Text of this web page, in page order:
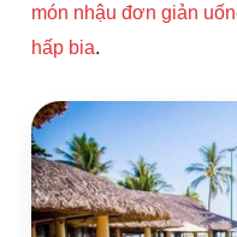
món nhậu đơn giản
hấp bia.